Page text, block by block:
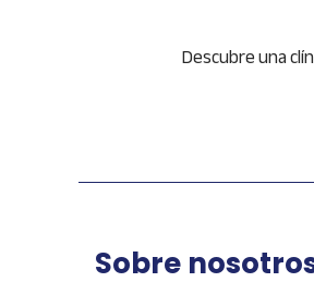
Descubre una
Sobre